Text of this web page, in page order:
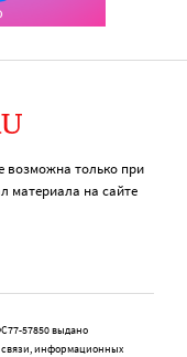
возможна только при
материала на сайте
57850 выдано
информационных